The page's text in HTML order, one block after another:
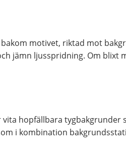
motivet, riktad mot
jämn ljusspridning. Om blixt
hopfällbara tygbakgrunder
i kombination